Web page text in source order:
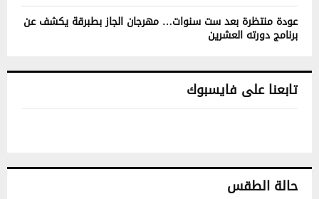
عودة منتظرة بعد ست سنوات… مهرجان الجاز بطبرقة يكشف عن
برنامج دورته العشرين
تابعنا على فايسبوك
حالة الطقس